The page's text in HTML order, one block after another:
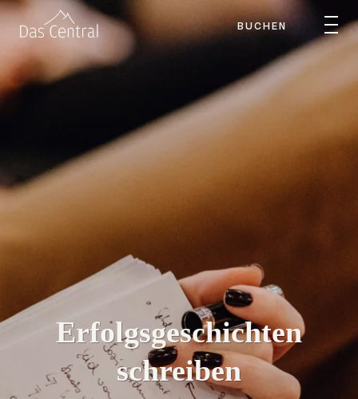
BUCHEN
Erfolgsgeschichten
schreiben